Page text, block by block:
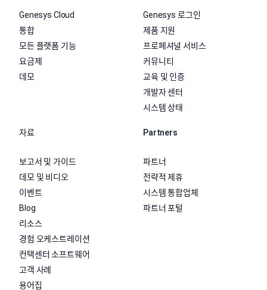
Genesys Cloud
통합
모든 플랫폼 기능
요금제
데모
Genesys 로그인
제품 지원
프로페셔널 서비스
커뮤니티
교육 및 인증
개발자 센터
시스템 상태
자료
보고서 및 가이드
데모 및 비디오
이벤트
Blog
리소스
경험 오케스트레이션
컨택센터 소프트웨어
고객 사례
용어집
Partners
파트너
전략적 제휴
시스템 통합업체
파트너 포털